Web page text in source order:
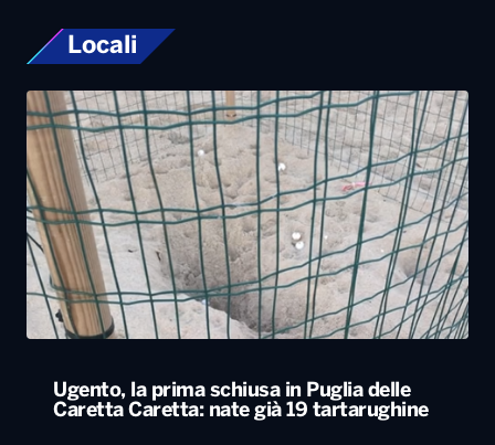
Locali
Ugento, la prima schiusa in Puglia delle
Caretta Caretta: nate già 19 tartarughine